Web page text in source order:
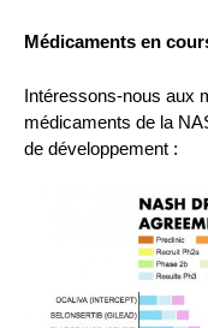
Médicaments en
Intéressons-nous aux
médicaments de la
de développement :